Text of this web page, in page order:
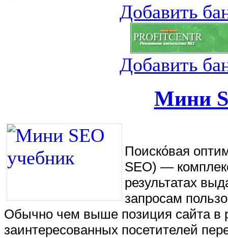
Добавить
Добавить
Мини
Поиско́вая
SEO) —
результатах
запросам
Обычно чем выше позиция сайта в
заинтересованных посетителей